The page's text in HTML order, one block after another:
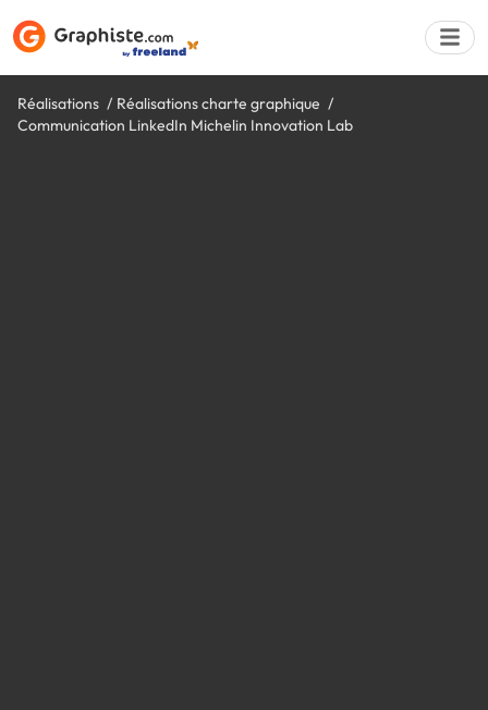
Réalisations
Réalisations charte graphique
Communication LinkedIn Michelin Innovation Lab